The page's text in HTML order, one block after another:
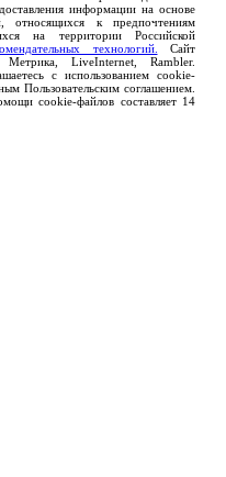
информации на основе
относящихся к предпочтениям
на территории Российской
технологий.
Сайт
Метрика, LiveInternet, Rambler.
с использованием cookie-
Пользовательским соглашением.
cookie-файлов составляет 14